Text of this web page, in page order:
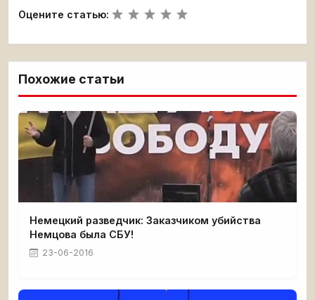
Оцените статью:
Похожие статьи
Немецкий разведчик: Заказчиком убийства
Немцова была СБУ!
23-06-2016